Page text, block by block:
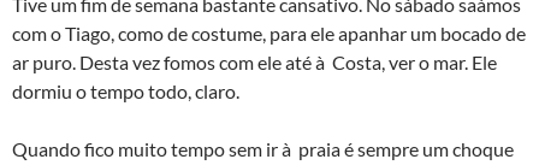
Tive um fim de semana bastante cansativo. No sábado saà­mos
com o Tiago, como de costume, para ele apanhar um bocado de
ar puro. Desta vez fomos com ele até à Costa, ver o mar. Ele
dormiu o tempo todo, claro.
Quando fico muito tempo sem ir à praia é sempre um choque